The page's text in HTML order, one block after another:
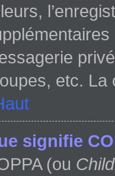
etc. La
signifie
(ou